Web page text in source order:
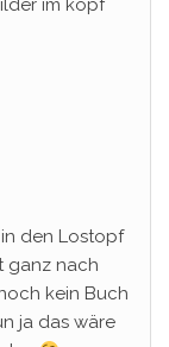
im kopf
den Lostopf
ganz nach
kein Buch
ja das wäre